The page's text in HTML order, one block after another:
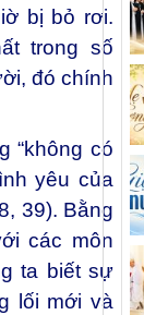
bị bỏ rơi.
trong số
đó chính
“không có
yêu của
39). Bằng
các môn
ta biết sự
lối mới và